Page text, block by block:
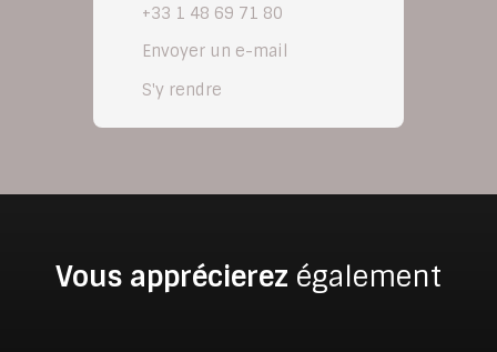
+33 1 48 69 71 80
Envoyer un e-mail
S'y rendre
Vous apprécierez également